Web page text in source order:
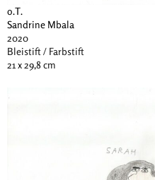
o.T.
Sandrine Mbala
2020
Bleistift / Farbstift
21 x 29,8 cm